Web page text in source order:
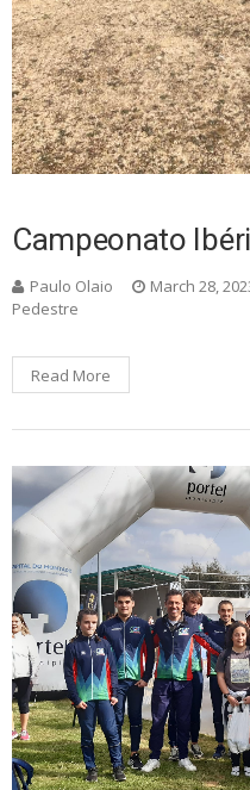
Campeonato
Paulo Olaio March 28,
Pedestre
Read More